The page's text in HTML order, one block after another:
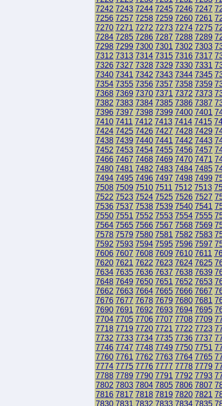
7242 7243 7244 7245 7246 7247
7256 7257 7258 7259 7260 7261
7270 7271 7272 7273 7274 7275
7284 7285 7286 7287 7288 7289
7298 7299 7300 7301 7302 7303
7312 7313 7314 7315 7316 7317
7326 7327 7328 7329 7330 7331
7340 7341 7342 7343 7344 7345
7354 7355 7356 7357 7358 7359
7368 7369 7370 7371 7372 7373
7382 7383 7384 7385 7386 7387
7396 7397 7398 7399 7400 7401
7410 7411 7412 7413 7414 7415
7424 7425 7426 7427 7428 7429
7438 7439 7440 7441 7442 7443
7452 7453 7454 7455 7456 7457
7466 7467 7468 7469 7470 7471
7480 7481 7482 7483 7484 7485
7494 7495 7496 7497 7498 7499
7508 7509 7510 7511 7512 7513
7522 7523 7524 7525 7526 7527
7536 7537 7538 7539 7540 7541
7550 7551 7552 7553 7554 7555
7564 7565 7566 7567 7568 7569
7578 7579 7580 7581 7582 7583
7592 7593 7594 7595 7596 7597
7606 7607 7608 7609 7610 7611
7620 7621 7622 7623 7624 7625
7634 7635 7636 7637 7638 7639
7648 7649 7650 7651 7652 7653
7662 7663 7664 7665 7666 7667
7676 7677 7678 7679 7680 7681
7690 7691 7692 7693 7694 7695
7704 7705 7706 7707 7708 7709
7718 7719 7720 7721 7722 7723
7732 7733 7734 7735 7736 7737
7746 7747 7748 7749 7750 7751
7760 7761 7762 7763 7764 7765
7774 7775 7776 7777 7778 7779
7788 7789 7790 7791 7792 7793
7802 7803 7804 7805 7806 7807
7816 7817 7818 7819 7820 7821
7830 7831 7832 7833 7834 7835